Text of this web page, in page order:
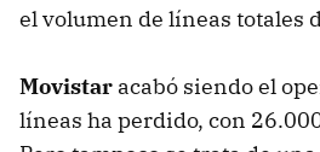
el volumen de líneas totales
Movistar acabó siendo el
líneas ha perdido, con